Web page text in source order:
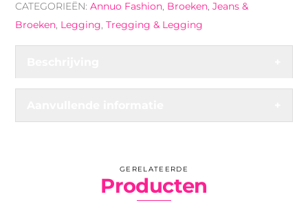
aantal
CATEGORIEËN:Annuo Fashion, Broeken,Jeans &
Broeken, Legging,Tregging & Legging
GERELATEERDE
Producten